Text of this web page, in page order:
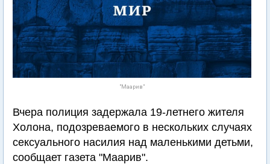
"Маарив"
Вчера полиция задержала 19-летнего жителя
Холона, подозреваемого в нескольких случаях
сексуального насилия над маленькими детьми,
сообщает газета "Маарив".